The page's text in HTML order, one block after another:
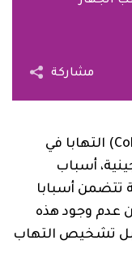
مشاركة
يصف مصطلح التهاب القولون (Colitis) التهابا في
أسباب
تتضمن أسبابا
عدم وجود هذه
تشخيص التهاب